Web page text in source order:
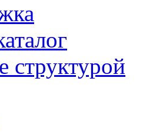
структурой